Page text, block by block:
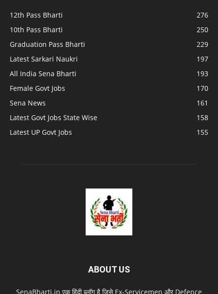
12th Pass Bharti
276
10th Pass Bharti
250
Graduation Pass Bharti
229
Latest Sarkari Naukri
197
All India Sena Bharti
193
Female Govt Jobs
170
Sena News
161
Latest Govt Jobs State Wise
158
Latest UP Govt Jobs
155
ABOUT US
SenaBharti.in एक हिंदी ब्लॉग है जिसे Ex‑Servicemen और Defence